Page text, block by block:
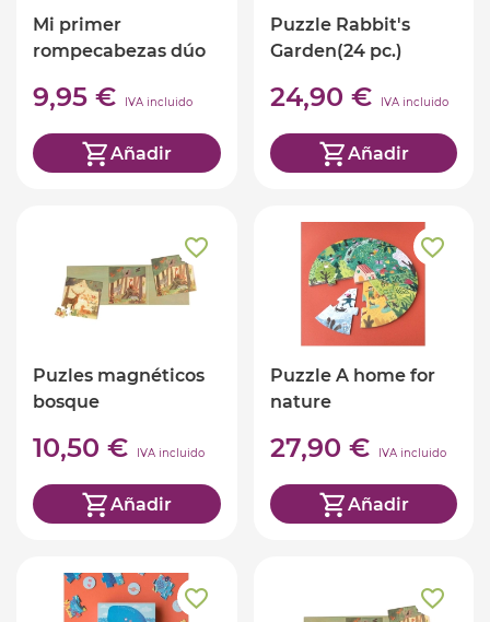
Mi primer
rompecabezas dúo
9,95 € IVA incluido
Añadir
Puzzle Rabbit's
Garden(24 pc.)
24,90 € IVA incluido
Añadir
Puzles magnéticos
bosque
10,50 € IVA incluido
Añadir
Puzzle A home for
nature
27,90 € IVA incluido
Añadir